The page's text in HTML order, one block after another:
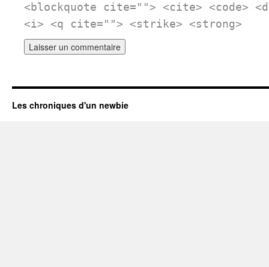
<blockquote cite=""> <cite> <code>
<i> <q cite=""> <strike> <strong>
Les chroniques d'un newbie